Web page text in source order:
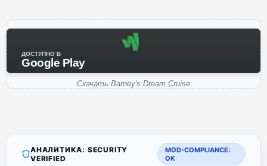
ДОСТУПНО В
Google Play
Скачать Barney's Dream Cruise
АНАЛИТИКА: SECURITY
VERIFIED
MOD-COMPLIANCE:
OK